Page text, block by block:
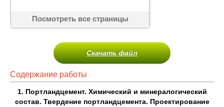
Посмотреть все страницы
Скачать файл
Содержание работы
1. Портландцемент. Химический и минералогический
состав. Твердение портландцемента. Проектирование